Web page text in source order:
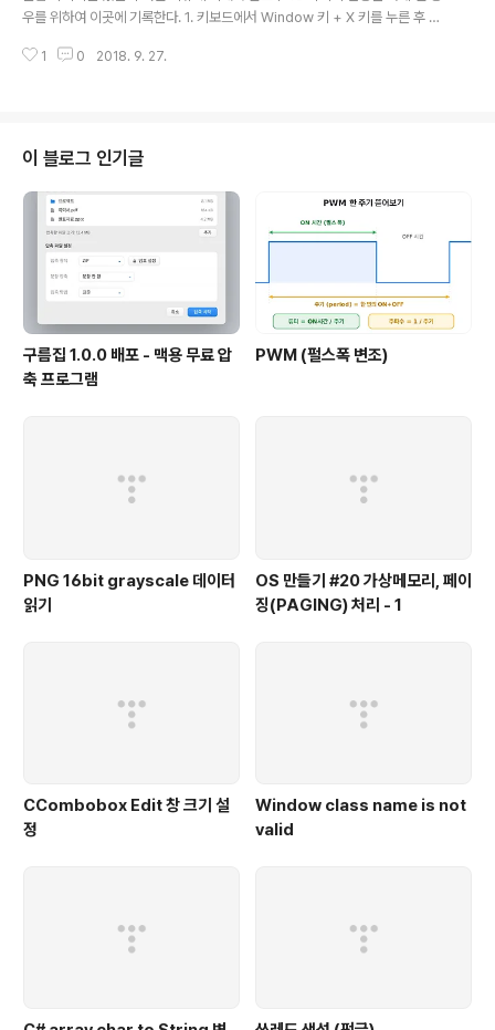
소프트의 신작 소프트웨어 설치는 베타 테스터가 된다라는
찮아 졌다. 또 Windows 10 평판이 나쁜 편도 아니고 …
우를 위하여 이곳에 기록한다. 1. 키보드에서 Window 키 + X 키를 누른 후 A
y 을 입력하여 레지스트리에서 현재 라이센스 키를 삭제한다. 3. slmgr /upk
1 0 2018. 9. 27.
이 블로그 인기글
구름집 1.0.0 배포 - 맥용 무료 압
축 프로그램
PWM (펄스폭 변조)
PNG 16bit grayscale 데이터
읽기
OS 만들기 #20 가상메모리, 페이
징(PAGING) 처리 - 1
CCombobox Edit 창 크기 설
정
Window class name is not
valid